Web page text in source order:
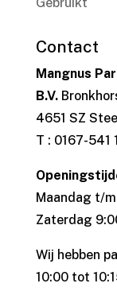
Gebruikt
Contact
Mangnus
B.V.
4651 SZ
T : 0167-541
Maandag t/
Zaterdag
Wij hebben
10:00 tot